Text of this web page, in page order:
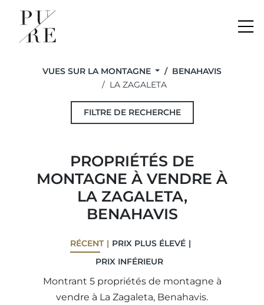
VUES SUR LA MONTAGNE
BENAHAVIS
LA ZAGALETA
FILTRE DE RECHERCHE
PROPRIÉTÉS DE
MONTAGNE À VENDRE À
LA ZAGALETA,
BENAHAVIS
RÉCENT
PRIX ​​PLUS ÉLEVÉ
PRIX ​​INFÉRIEUR
Montrant 5 propriétés de montagne à
vendre à La Zagaleta, Benahavis.